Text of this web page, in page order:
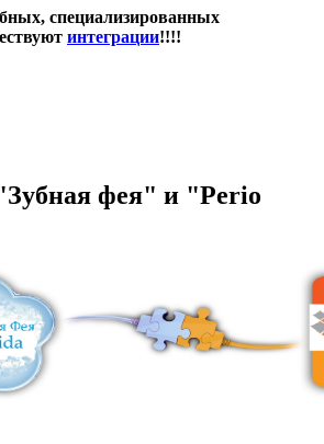
специализированных
интеграции!!!!
фея" и "Perio